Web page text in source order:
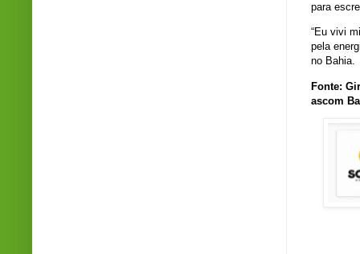
para
“Eu vivi
pela
no Bahia.
Fonte:
ascom